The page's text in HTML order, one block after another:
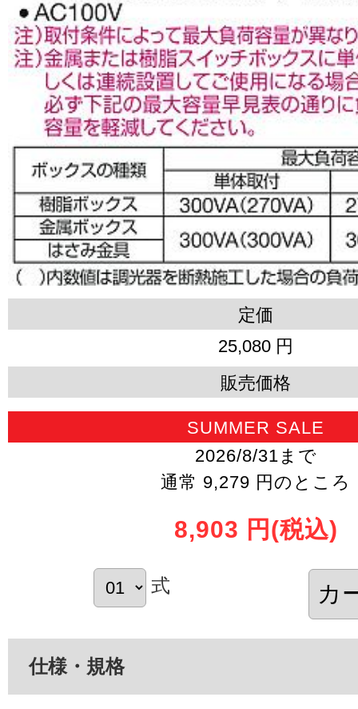
定価
25,080 円
販売価格
SUMMER SALE
2026/8/31まで
通常 9,279 円のところ
8,903 円 (税込)
式
仕様・規格